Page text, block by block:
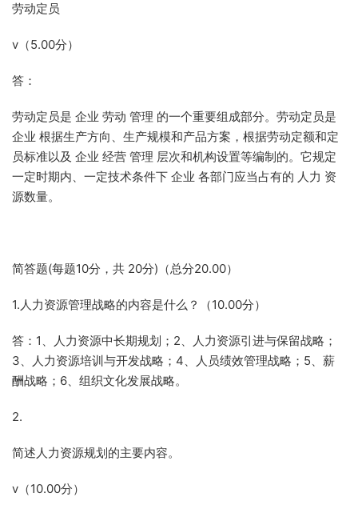
劳动定员
v（5.00分）
答：
劳动定员是 企业 劳动 管理 的一个重要组成部分。劳动定员是
企业 根据生产方向、生产规模和产品方案，根据劳动定额和定
员标准以及 企业 经营 管理 层次和机构设置等编制的。它规定
一定时期内、一定技术条件下 企业 各部门应当占有的 人力 资
源数量。
简答题(每题10分，共 20分)（总分20.00）
1.人力资源管理战略的内容是什么？（10.00分）
答：1、人力资源中长期规划；2、人力资源引进与保留战略；
3、人力资源培训与开发战略；4、人员绩效管理战略；5、薪
酬战略；6、组织文化发展战略。
2.
简述人力资源规划的主要内容。
v（10.00分）